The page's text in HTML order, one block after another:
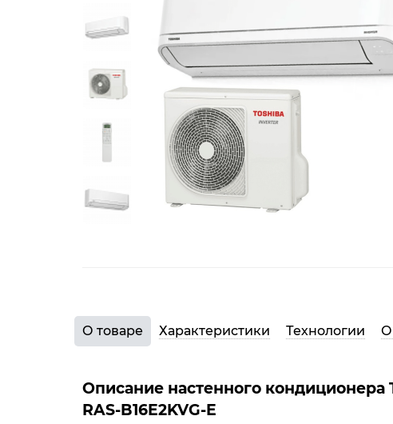
О товаре Характеристики Технологии
Описание настенного кондиционера
RAS-B16E2KVG-E